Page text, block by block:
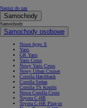
Napisz do nas
Samochody
Samochody
Samochody osobowe
Nowe Aygo X
Yaris
GR Yaris
Yaris Cross
Nowy Yaris Cross
Nowy Urban Cruiser
Corolla Hatchback
Corolla Sedan
Corolla TS Kombi
Nowa Corolla Cross
Toyota C-HR
Toyota C-HR Plug-in